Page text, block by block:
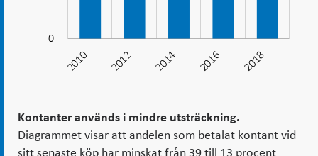
0
2018
2010 2012 2014 2016 2018
Kontanter används i mindre utsträckning.
Diagrammet visar att andelen som betalat kontant vid
sitt senaste köp har minskat från 39 till 13 procent